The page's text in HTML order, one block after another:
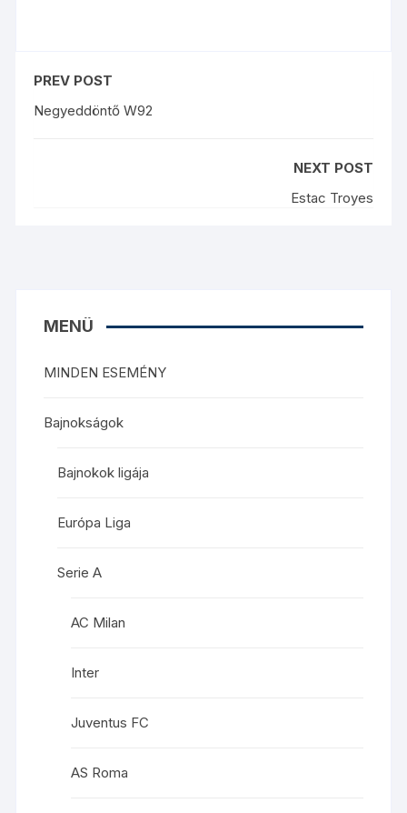
PREV POST
Negyeddöntő W92
NEXT POST
Estac Troyes
MENÜ
MINDEN ESEMÉNY
Bajnokságok
Bajnokok ligája
Európa Liga
Serie A
AC Milan
Inter
Juventus FC
AS Roma